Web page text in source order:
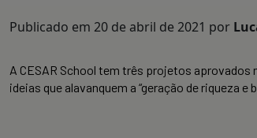
Publicado em 20 de abril de 2021 por
A CESAR School tem três projetos aprovados
ideias que alavanquem a “geração de riqueza